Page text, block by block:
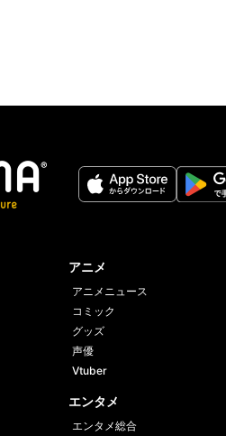
アニメ
アニメニュース
コミック
グッズ
声優
Vtuber
エンタメ
エンタメ総合